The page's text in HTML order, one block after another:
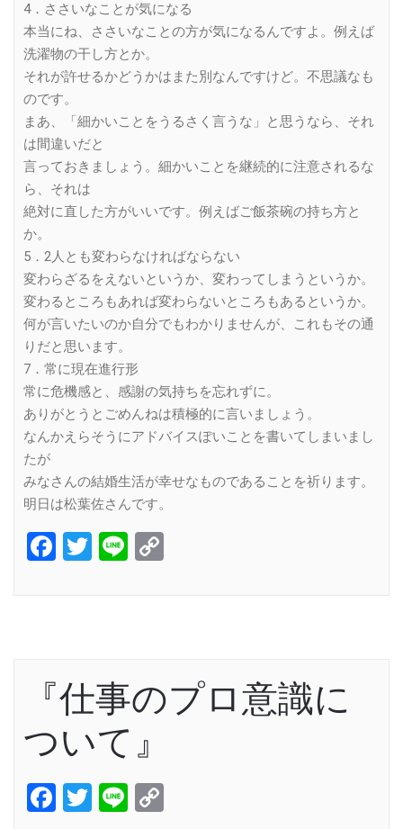
4．ささいなことが気になる
本当にね、ささいなことの方が気になるんですよ。例えば
洗濯物の干し方とか。
それが許せるかどうかはまた別なんですけど。不思議なも
のです。
まあ、「細かいことをうるさく言うな」と思うなら、それ
は間違いだと
言っておきましょう。細かいことを継続的に注意されるな
ら、それは
絶対に直した方がいいです。例えばご飯茶碗の持ち方と
か。
5．2人とも変わらなければならない
変わらざるをえないというか、変わってしまうというか。
変わるところもあれば変わらないところもあるというか。
何が言いたいのか自分でもわかりませんが、これもその通
りだと思います。
7．常に現在進行形
常に危機感と、感謝の気持ちを忘れずに。
ありがとうとごめんねは積極的に言いましょう。
なんかえらそうにアドバイスぽいことを書いてしまいまし
たが
みなさんの結婚生活が幸せなものであることを祈ります。
明日は松葉佐さんです。
Facebook
Twitter
Line
『仕事のプロ意識に
ついて』
Facebook
Twitter
Line